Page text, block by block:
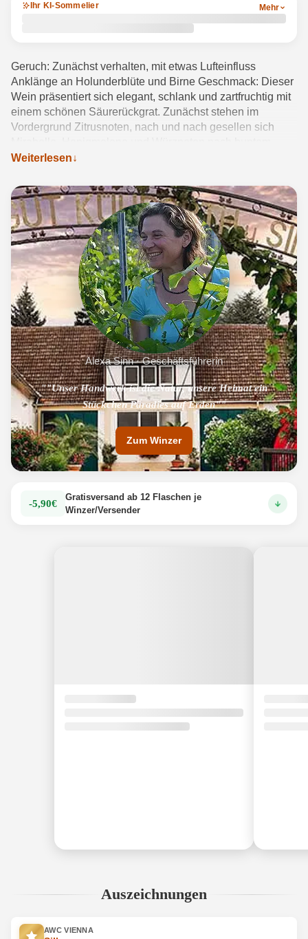
Ihr KI-Sommelier Mehr
Geruch: Zunächst verhalten, mit etwas Lufteinfluss
Anklänge an Holunderblüte und Birne Geschmack: Dieser
Wein präsentiert sich elegant, schlank und zartfruchtig mit
einem schönen Säurerückgrat. Zunächst stehen im
Vordergrund Zitrusnoten, nach und nach gesellen sich
Pfeffer, Petersilie und Thymian hinzu. Wir haben einen
Verkoster lediglich eins abverlangt: Zeit zum Entdecken.
Ein Tropfen für Kenner auf der Suche abseits vom
Mainstream. Produktdetails anzeigen →
Weiterlesen
Alexa Sinn · Geschäftsführerin
""Unser Handwerk ist die Natur, unsere Heimat ein
Stückchen Paradies auf Erden""
"Das Familienweingut kombiniert erfolgreich Tradition mit
Moderne."
Zum Winzer
-5,90€
Gratisversand ab 12 Flaschen je
Winzer/Versender
Auszeichnungen
AWC VIENNA